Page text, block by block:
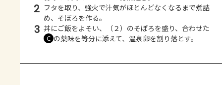
2 フタを取り、強火で汁気がほとんどなくなるまで煮詰
め、そぼろを作る。
3 丼にご飯をよそい、（２）のそぼろを盛り、合わせた
Ｃ の薬味を等分に添えて、温泉卵を割り落とす。